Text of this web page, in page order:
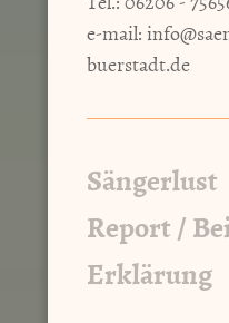
e-mail:
buerstadt.de
Sängerlust
Report /
Erklärung